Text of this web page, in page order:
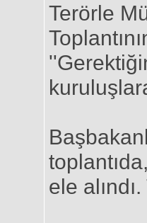
Terörle
ele